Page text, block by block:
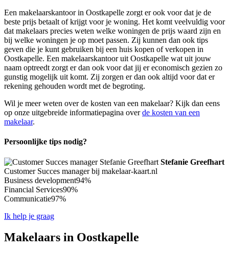
Een makelaarskantoor in Oostkapelle zorgt er ook voor dat je de
beste prijs betaalt of krijgt voor je woning. Het komt veelvuldig voor
dat makelaars precies weten welke woningen de prijs waard zijn en
bij welke woningen je op moet passen. Zij kunnen dan ook tips
geven die je kunt gebruiken bij een huis kopen of verkopen in
Oostkapelle. Een makelaarskantoor uit Oostkapelle wat uit jouw
naam optreedt zorgt er dan ook voor dat jij er economisch gezien zo
gunstig mogelijk uit komt. Zij zorgen er dan ook altijd voor dat er
rekening gehouden wordt met de begroting.
Wil je meer weten over de kosten van een makelaar? Kijk dan eens
op onze uitgebreide informatiepagina overde kosten van een
makelaar.
Persoonlijke tips nodig?
Stefanie Greefhart
Customer Succes manager bij makelaar-kaart.nl
Business development94%
Financial Services90%
Communicatie97%
Ik help je graag
Makelaars in Oostkapelle